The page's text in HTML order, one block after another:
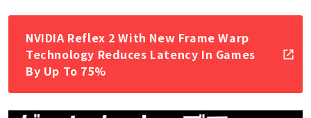
NVIDIA Reflex 2 With New Frame Warp
Technology Reduces Latency In Games
By Up To 75%